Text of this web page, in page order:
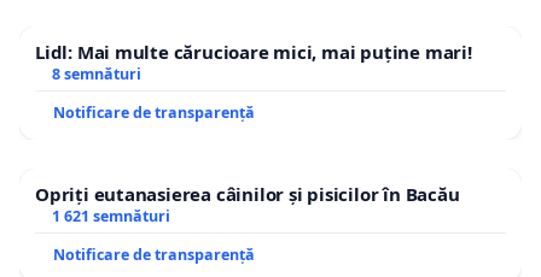
Lidl: Mai multe cărucioare mici, mai puține mari!
8 semnături
Notificare de transparență
Opriți eutanasierea câinilor și pisicilor în Bacău
1 621 semnături
Notificare de transparență